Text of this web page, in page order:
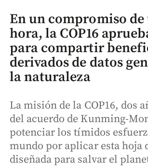
En un compromiso
hora, la COP16
para compartir
derivados de datos
la naturaleza
La misión de la COP16, dos
del acuerdo de Kunming-
potenciar los tímidos
mundo por aplicar esta hoja
diseñada para salvar el